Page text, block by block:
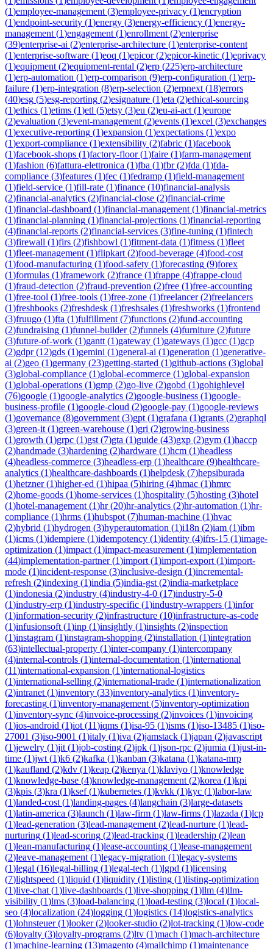
(1)employee-management (3)employee-privacy (1)encryption
(1)endpoint-security (1)energy (3)energy-efficiency (1)energy-
management (1)engagement (1)enrollment (2)enterprise
(39)enterprise-ai (2)enterprise-architecture (1)enterprise-content
(1)enterprise-software (1)eoq (1)epicor(2)epicor-kinetic (1)eprivacy
(1)equipment (2)equipment-rental (2)erp (225)erp-architecture
(1)erp-automation (1)erp-comparison (9)erp-configuration (1)erp-
failure (1)erp-integration (8)erp-selection (2)erpnext (18)errors
(40)esg (5)esg-reporting (2)esignature (1)eta (2)ethical-sourcing
(1)ethics (1)etims (1)etl (5)etsy (3)eu (2)eu-ai-act (1)europe
(2)evaluation (3)event-management (2)events (1)excel (3)exchanges
(1)executive-reporting (1)expansion (1)expectations (1)expo
(1)export-compliance (1)extensibility (2)fabric (1)facebook
(1)facebook-shops (1)factory-floor(1)faire (1)farm-management
(1)fashion (6)fattura-elettronica (1)fba (1)fbr(2)fda (1)fda-
compliance (3)features (1)fec (1)fedramp (1)field-management
(1)field-service (1)fill-rate (1)finance (10)financial-analysis
(2)financial-analytics (2)financial-close (2)financial-crime
(1)financial-dashboard (1)financial-management (1)financial-metrics
(1)financial-planning (1)financial-projections (1)financial-reporting
(4)financial-reports (2)financial-services (3)fine-tuning (1)fintech
(3)firewall (1)firs (2)fishbowl (1)fitment-data (1)fitness (1)fleet
(1)fleet-management (1)flipkart (2)food-beverage (4)food-cost
(1)food-manufacturing (1)food-safety (1)forecasting (9)forex
(1)formulas (1)framework (2)france (1)frappe (4)frappe-cloud
(1)fraud-detection (2)fraud-prevention (2)free (1)free-accounting
(1)free-tool (1)free-tools (1)free-zone (1)freelancer(2)freelancers
(1)freshbooks (2)freshdesk (1)freshsales (1)freshworks (1)frontend
(3)fruugo (1)fta (1)fulfillment (7)functions (2)fund-accounting
(2)fundraising (1)funnel-builder(2)funnels (4)furniture (2)future
(3)future-of-work (1)gantt (1)gateway (1)gateways (1)gcc (1)gcp
(2)gdpr(12)gds (1)gemini (1)general-ai (1)generation (1)generative-
ai (2)geo (1)germany (23)getting-started (1)github-actions (3)global
(3)global-compliance (1)global-ecommerce (1)global-expansion
(1)global-operations (1)gmp (2)go-live (2)gobd (1)gohighlevel
(76)google (1)google-analytics (2)google-business (1)google-
business-profile (1)google-cloud (2)google-pay (1)google-reviews
(1)governance (8)government (3)gpt (1)grafana (1)grants (2)graphql
(3)green-it (1)green-warehouse (1)gri (2)growing-business
(1)growth (1)grpc (1)gst (7)gta (1)guide (43)gxp (2)gym (1)haccp
(2)handmade (3)hardening (2)hardware (1)hcm (1)headless
(4)headless-commerce (3)headless-erp (1)healthcare (9)healthcare-
analytics (1)healthcare-dashboards (1)helpdesk (7)hepsiburada
(1)hetzner(1)higher-ed (1)hipaa (5)hiring (4)hmac (1)hmrc
(2)home-goods (1)home-services (1)hospitality (5)hosting (3)hotel
(1)hotel-management (1)hr(20)hr-analytics (2)hr-automation (1)hr-
compliance (1)hrms (1)hubspot (7)human-machine (1)hvac
(2)hybrid (1)hydrogen (3)hyperautomation (1)i18n (2)iam (1)ibm
(1)icms (1)idempiere (1)idempotency (1)identity (4)ifrs-15 (1)image-
optimization (1)impact (1)impact-measurement (1)implementation
(44)implementation-partner(1)import (1)import-export (1)import-
mode (1)incident-response (3)inclusive-design (1)incremental-
refresh (2)indexing (1)india (5)india-gst (2)india-marketplace
(1)indonesia (2)industry (4)industry-4-0 (17)industry-5-0
(1)industry-erp (1)industry-specific (1)industry-wrappers (1)infor
(1)information-security (2)infrastructure (10)infrastructure-as-code
(1)infusionsoft (1)inp (1)insightly (1)insights (2)inspection
(1)instagram (1)instagram-shopping (2)installation (1)integration
(63)intellectual-property (1)inter-company (1)intercompany
(4)internal-controls (1)internal-documentation (1)international
(11)international-expansion (1)international-logistics
(1)international-selling (2)international-trade (1)internationalization
(2)intranet (1)inventory (33)inventory-analytics (1)inventory-
forecasting (1)inventory-management (5)inventory-optimization
(1)inventory-sync (4)invoice-processing (2)invoices (1)invoicing
(1)ios-android (1)iot (11)iqms (1)isa-95 (1)isms (1)iso-13485 (1)iso-
27001 (3)iso-9001 (1)italy (1)iva (2)jamstack (1)japan (2)javascript
(1)jewelry (1)jit (1)job-costing (2)jpk (1)json-rpc (2)jumia (1)just-in-
time (1)jwt (1)k6 (2)kafka (1)kanban (3)katana (1)katana-mrp
(1)kaufland (2)kdv (1)keap (2)kenya (1)klaviyo (1)knowledge
(1)knowledge-base (4)knowledge-management (2)korea (1)kpi
(3)kpis (3)kra (1)ksef(1)kubernetes (1)kvkk (1)kyc (1)labor-law
(1)landed-cost (1)landing-pages (4)langchain (3)large-datasets
(1)latin-america (3)launch (1)law-firm (1)law-firms (1)lazada (1)lcp
(1)lead-generation (3)lead-management (2)lead-nurture (1)lead-
nurturing (1)lead-scoring (2)lead-tracking (1)leadership (2)lean
(1)lean-manufacturing (1)lease-accounting (1)lease-management
(2)leave-management (1)legacy-migration (1)legacy-systems
(1)legal (16)legal-billing (1)legal-tech (1)lgpd (1)licensing
(7)lightspeed (1)liquid (1)liquidity (1)listing (1)listing-optimization
(1)live-chat (1)live-dashboards (1)live-shopping (1)llm (4)llm-
visibility (1)lms (3)load-balancing (1)load-testing (3)local (1)local-
seo (4)localization (24)logging (1)logistics (14)logistics-analytics
(1)lohnsteuer(1)looker(2)looker-studio (2)lot-tracking (1)low-code
(6)loyalty (3)loyalty-programs (2)ltv (1)mach (1)mach-architecture
(1)machine-learning (13)magento (4)mailchimp (1)maintenance